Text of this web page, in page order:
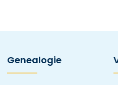
Genealogie